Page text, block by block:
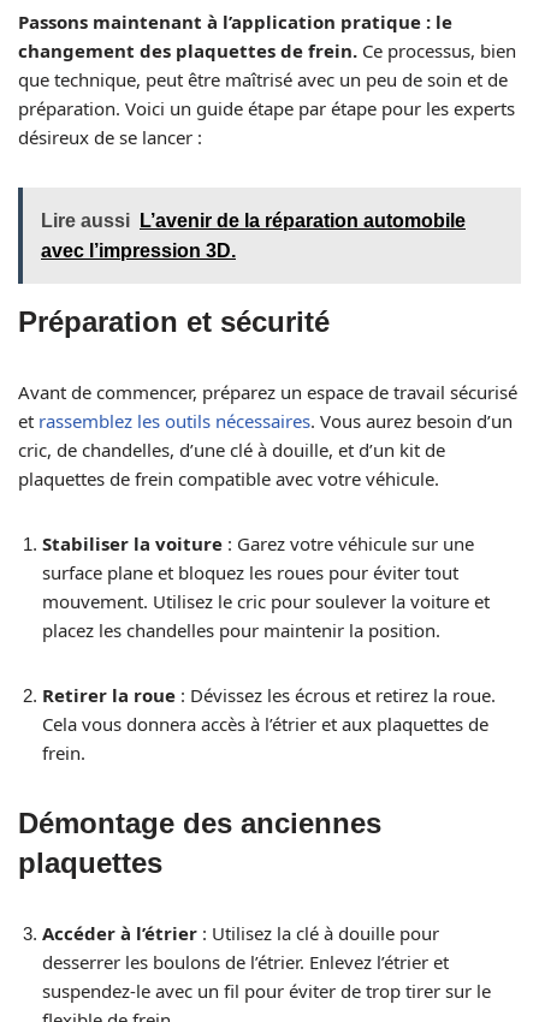
Passons maintenant à l’application pratique : le
changement des plaquettes de frein. Ce processus, bien
que technique, peut être maîtrisé avec un peu de soin et de
préparation. Voici un guide étape par étape pour les experts
désireux de se lancer :
Lire aussi
L’avenir de la réparation automobile
avec l’impression 3D.
Préparation et sécurité
Avant de commencer, préparez un espace de travail sécurisé
et rassemblez les outils nécessaires. Vous aurez besoin d’un
cric, de chandelles, d’une clé à douille, et d’un kit de
plaquettes de frein compatible avec votre véhicule.
Stabiliser la voiture : Garez votre véhicule sur une
surface plane et bloquez les roues pour éviter tout
mouvement. Utilisez le cric pour soulever la voiture et
placez les chandelles pour maintenir la position.
Retirer la roue : Dévissez les écrous et retirez la roue.
Cela vous donnera accès à l’étrier et aux plaquettes de
frein.
Démontage des anciennes
plaquettes
Accéder à l’étrier : Utilisez la clé à douille pour
desserrer les boulons de l’étrier. Enlevez l’étrier et
suspendez-le avec un fil pour éviter de trop tirer sur le